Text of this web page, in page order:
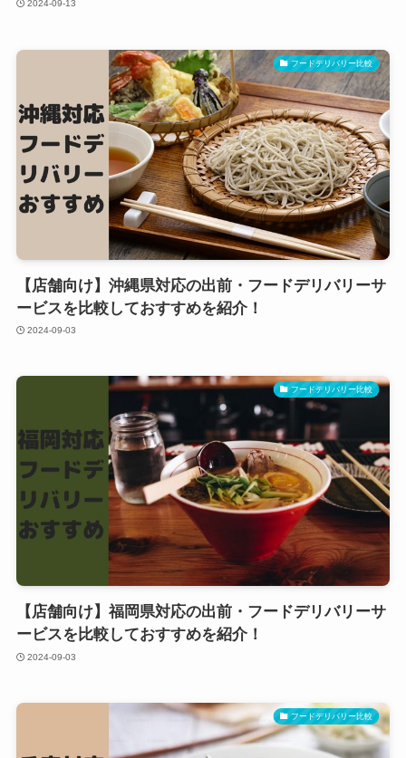
2024-09-13
フードデリバリー比較
【店舗向け】沖縄県対応の出前・フードデリバリーサ
ービスを比較しておすすめを紹介！
2024-09-03
フードデリバリー比較
【店舗向け】福岡県対応の出前・フードデリバリーサ
ービスを比較しておすすめを紹介！
2024-09-03
フードデリバリー比較